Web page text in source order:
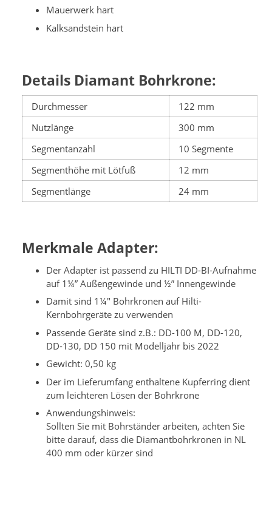
Mauerwerk hart
Kalksandstein hart
Details Diamant Bohrkrone:
Durchmesser
122 mm
Nutzlänge
300 mm
Segmentanzahl
10 Segmente
Segmenthöhe mit Lötfuß
12 mm
Segmentlänge
24 mm
Merkmale Adapter:
Der Adapter ist passend zu HILTI DD-BI-Aufnahme
auf 1¼” Außengewinde und ½” Innengewinde
Damit sind 1¼" Bohrkronen auf Hilti-
Kernbohrgeräte zu verwenden
Passende Geräte sind z.B.: DD-100 M, DD-120,
DD-130, DD 150 mit Modelljahr bis 2022
Gewicht: 0,50 kg
Der im Lieferumfang enthaltene Kupferring dient
zum leichteren Lösen der Bohrkrone
Anwendungshinweis:
Sollten Sie mit Bohrständer arbeiten, achten Sie
bitte darauf, dass die Diamantbohrkronen in NL
400 mm oder kürzer sind